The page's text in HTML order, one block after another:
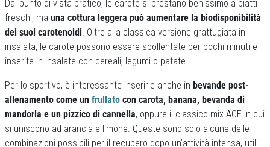
Dal punto di vista pratico, le carote si prestano benissimo a piatti
freschi, ma una cottura leggera può aumentare la biodisponibilità
dei suoi carotenoidi. Oltre alla classica versione grattugiata in
insalata, le carote possono essere sbollentate per pochi minuti e
inserite in insalate con cereali, legumi o patate.
Per lo sportivo, è interessante inserirle anche in bevande post-
allenamento come un frullato con carota, banana, bevanda di
mandorla e un pizzico di cannella, oppure il classico mix ACE in cui
si uniscono ad arancia e limone. Queste sono solo alcune delle
combinazioni possibili per il recupero dopo un’attività intensa, utili